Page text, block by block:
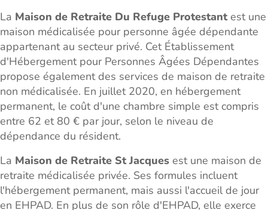
La Maison de Retraite Du Refuge Protestantest une
maison médicalisée pour personne âgée dépendante
appartenant au secteur privé. Cet Établissement
d'Hébergement pour Personnes Âgées Dépendantes
propose également des services de maison de retraite
non médicalisée. En juillet 2020, en hébergement
permanent, le coût d'une chambre simple est compris
entre 62 et 80 € par jour, selon le niveau de
dépendance du résident.
La Maison de Retraite St Jacques est une maison de
retraite médicalisée privée. Ses formules incluent
l'hébergement permanent, mais aussi l'accueil de jour
en EHPAD. En plus de son rôle d'EHPAD, elle exerce